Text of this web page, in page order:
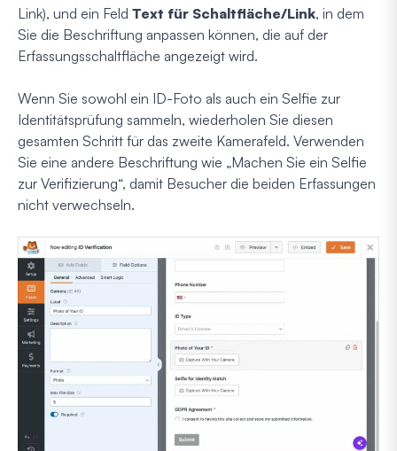
Link), und ein Feld Text für Schaltfläche/Link, in dem
Sie die Beschriftung anpassen können, die auf der
Erfassungsschaltfläche angezeigt wird.
Wenn Sie sowohl ein ID-Foto als auch ein Selfie zur
Identitätsprüfung sammeln, wiederholen Sie diesen
gesamten Schritt für das zweite Kamerafeld. Verwenden
Sie eine andere Beschriftung wie „Machen Sie ein Selfie
zur Verifizierung“, damit Besucher die beiden Erfassungen
nicht verwechseln.